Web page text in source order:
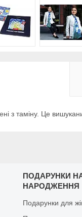
з таміну. Це
ПОДАРУНКИ
НАРОДЖЕННЯ
Подарунки для